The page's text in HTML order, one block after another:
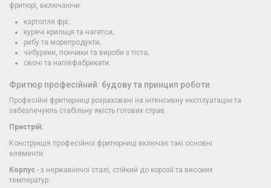
фритюрі, включаючи:
картопля фрі;
курячі крильця та нагетси;
рибу та морепродукти;
чебуреки, пончики та вироби з тіста;
овочі та напівфабрикати.
Фритюр професійний: будову та принцип роботи
Професійні фритюрниці розраховані на інтенсивну експлуатацію та
забезпечують стабільну якість готових страв.
Пристрій:
Конструкція професійної фритюрниці включає такі основні
елементи:
Корпус - з нержавіючої сталі, стійкий до корозії та високих
температур.